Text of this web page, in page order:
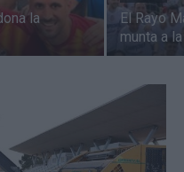
la
El Rayo
munta a